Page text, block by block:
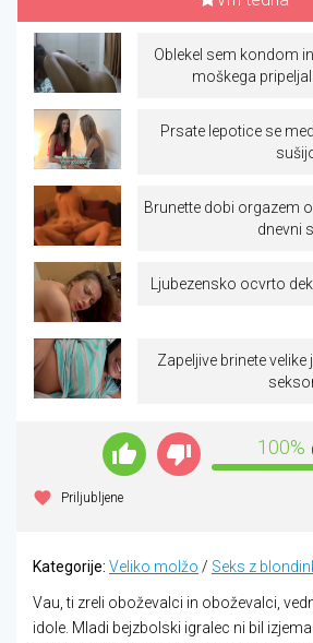
Oblekel sem kondom
moškega
Prsate lepotice se
Brunette dobi orgazem
dnevni
Ljubezensko ocvrto
Zapeljive brinete
100%
Priljubljene
Kategorije: Veliko molžo / Seks z
Vau, ti zreli oboževalci in oboževalci,
idole. Mladi bejzbolski igralec ni bil